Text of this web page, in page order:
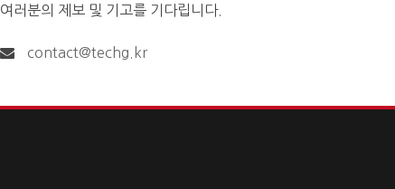
여러분의 제보 및 기고를 기다립니다.
contact@techg.kr